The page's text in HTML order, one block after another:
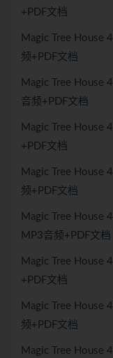
+PDF文档
Magic Tree House
频+PDF文档
Magic Tree House
音频+PDF文档
Magic Tree House
+PDF文档
Magic Tree House
频+PDF文档
Magic Tree House
MP3音频+PDF文档
Magic Tree House
+PDF文档
Magic Tree House
频+PDF文档
Magic Tree House